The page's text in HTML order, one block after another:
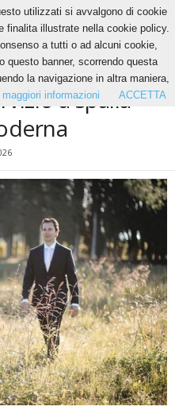
nella pallavolo moderna
a spalla”
utilizzati si avvalgono di cookie
finalita illustrate nella cookie policy.
a tutti o ad alcuni cookie,
questo banner, scorrendo questa
la navigazione in altra maniera,
maggiori informazioni ACCETTA